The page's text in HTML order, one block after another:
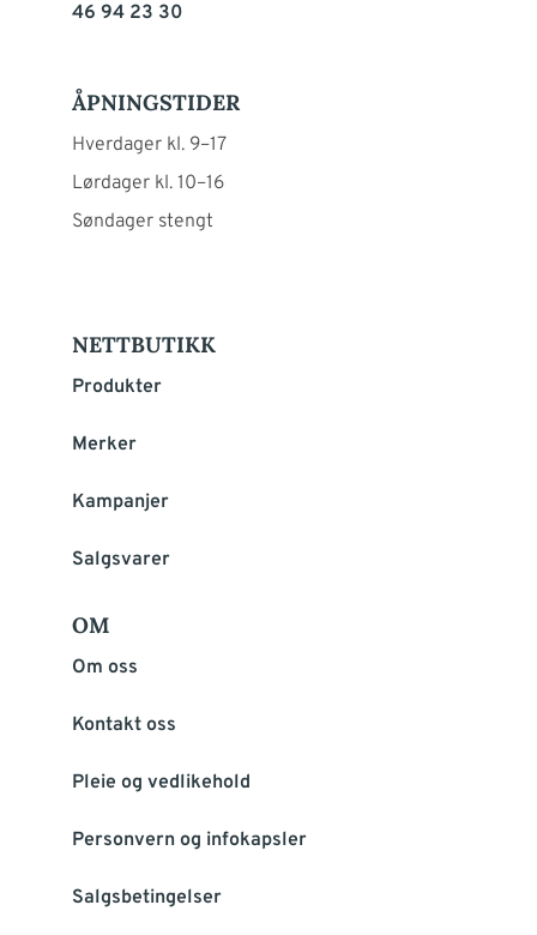
46 94 23 30
ÅPNINGSTIDER
Hverdager kl. 9–17
Lørdager kl. 10–16
Søndager stengt
NETTBUTIKK
Produkter
Merker
Kampanjer
Salgsvarer
OM
Om oss
Kontakt oss
Pleie og vedlikehold
Personvern og infokapsler
Salgsbetingelser